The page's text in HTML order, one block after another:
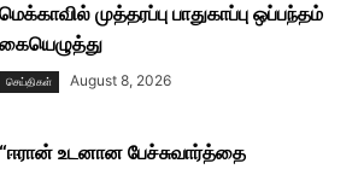
மெக்காவில் முத்தரப்பு பாதுகாப்பு ஒப்பந்தம்
கையெழுத்து
செய்திகள் August 8, 2026
“ஈரான் உடனான பேச்சுவார்த்தை